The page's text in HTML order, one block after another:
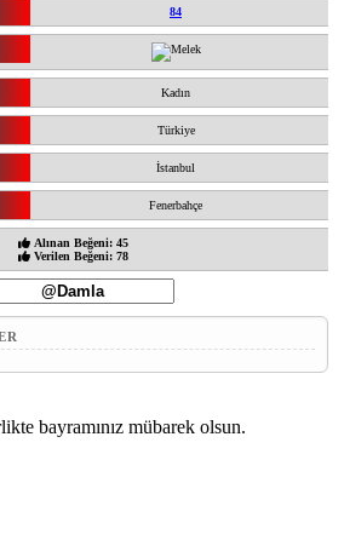
84
Kadın
Türkiye
İstanbul
Fenerbahçe
Alınan Beğeni: 45
Verilen Beğeni: 78
bayramınız mübarek olsun.